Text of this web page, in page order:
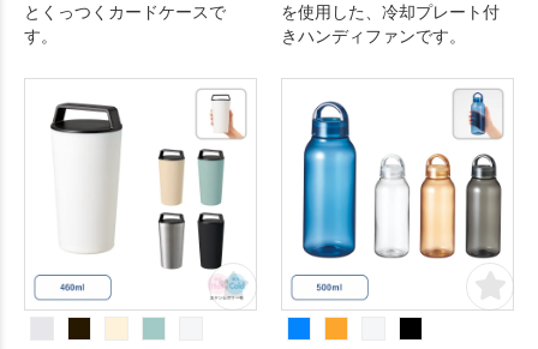
とくっつくカードケースで
す。
を使用した、冷却プレート付
きハンディファンです。